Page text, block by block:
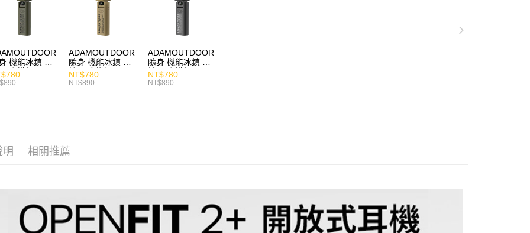
機能冰鎮 手
扇 掛繩
ADAMOUTDOOR
隨身 機能冰鎮 手
持風扇 掛繩
NT$780
NT$890
ADAMOUTDOOR
隨身 機能冰鎮 手
持風扇 掛繩
NT$780
NT$890
明 相關推薦